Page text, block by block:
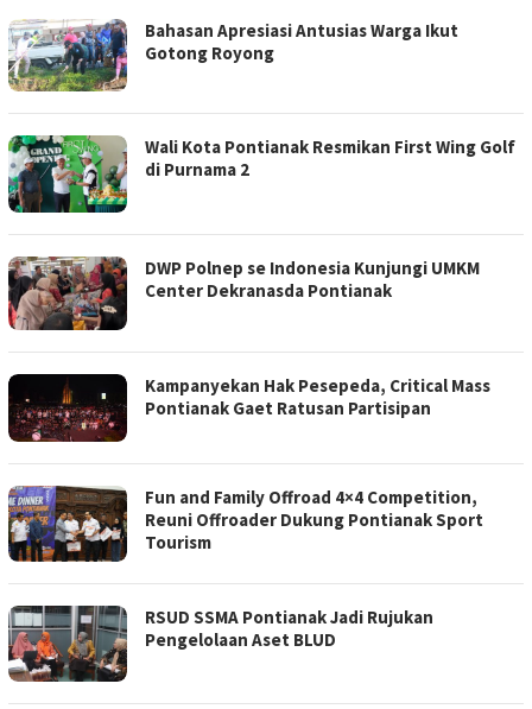
Bahasan Apresiasi Antusias Warga Ikut
Gotong Royong
Wali Kota Pontianak Resmikan First Wing Golf
di Purnama 2
DWP Polnep se Indonesia Kunjungi UMKM
Center Dekranasda Pontianak
Kampanyekan Hak Pesepeda, Critical Mass
Pontianak Gaet Ratusan Partisipan
Fun and Family Offroad 4×4 Competition,
Reuni Offroader Dukung Pontianak Sport
Tourism
RSUD SSMA Pontianak Jadi Rujukan
Pengelolaan Aset BLUD